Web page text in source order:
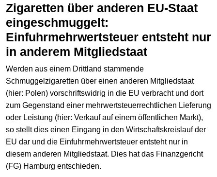
Zigaretten über anderen EU-Staat
eingeschmuggelt:
Einfuhrmehrwertsteuer entsteht nur
in anderem Mitgliedstaat
Werden aus einem Drittland stammende
Schmuggelzigaretten über einen anderen Mitgliedstaat
(hier: Polen) vorschriftswidrig in die EU verbracht und dort
zum Gegenstand einer mehrwertsteuerrechtlichen Lieferung
oder Leistung (hier: Verkauf auf einem öffentlichen Markt),
so stellt dies einen Eingang in den Wirtschaftskreislauf der
EU dar und die Einfuhrmehrwertsteuer entsteht nur in
diesem anderen Mitgliedstaat. Dies hat das Finanzgericht
(FG) Hamburg entschieden.